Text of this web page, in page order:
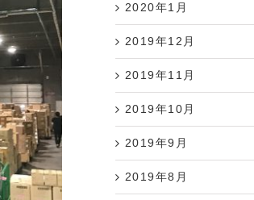
2020年1月
2019年12月
2019年11月
2019年10月
2019年9月
2019年8月